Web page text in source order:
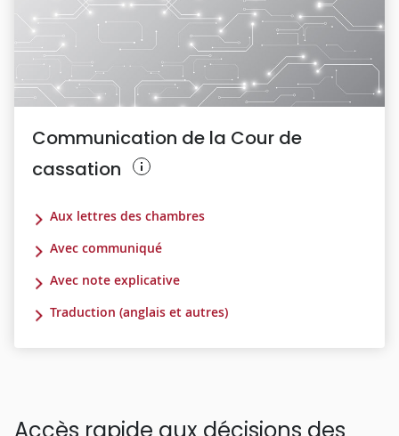
Communication de la Cour de
cassation
Aux lettres des chambres
Avec communiqué
Avec note explicative
Traduction (anglais et autres)
Accès rapide aux décisions des